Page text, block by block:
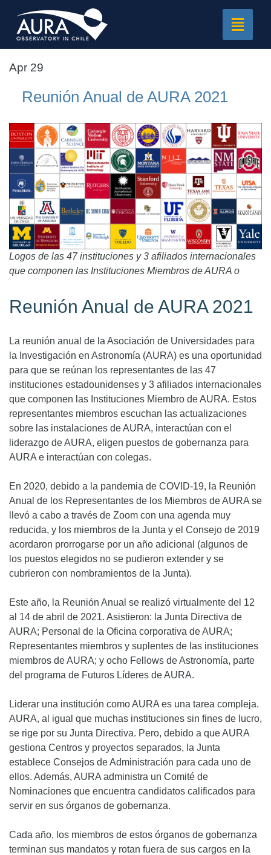
Toggle
Apr 29
Reunión Anual de AURA 2021
Logos de las 47 instituciones y 3 afiliados internacionales
que componen las Instituciones Miembros de AURA o
Reunión Anual de AURA 2021
La reunión anual de la Asociación de Universidades para
la Investigación en Astronomía (AURA) es una oportunidad
para que se reúnan los representantes de las 47
instituciones estadounidenses y 3 afiliados internacionales
que componen las Instituciones Miembro de AURA. Estos
representantes miembros escuchan las actualizaciones
sobre las instalaciones de AURA, interactúan con el
liderazgo de AURA, eligen puestos de gobernanza para
AURA e interactúan con colegas.
En 2020, debido a la pandemia de COVID-19, la Reunión
Anual de los Representantes de los Miembros de AURA se
llevó a cabo a través de Zoom con una agenda muy
reducida, y los miembros de la Junta y el Consejo de 2019
acordaron prorrogarse por un año adicional (algunos de
los puestos elegidos no se pudieron extender y se
cubrieron con nombramientos de la Junta).
Este año, la Reunión Anual se realizó virtualmente del 12
al 14 de abril de 2021. Asistieron: la Junta Directiva de
AURA; Personal de la Oficina corporativa de AURA;
Representantes miembros y suplentes de las instituciones
miembros de AURA; y ocho Fellows de Astronomía, parte
del programa de Futuros Líderes de AURA.
Liderar una institución como AURA es una tarea compleja.
AURA, al igual que muchas instituciones sin fines de lucro,
se rige por su Junta Directiva. Pero, debido a que AURA
gestiona Centros y proyectos separados, la Junta
establece Consejos de Administración para cada uno de
ellos. Además, AURA administra un Comité de
Nominaciones que encuentra candidatos calificados para
servir en sus órganos de gobernanza.
Cada año, los miembros de estos órganos de gobernanza
terminan sus mandatos y rotan fuera de sus cargos en la